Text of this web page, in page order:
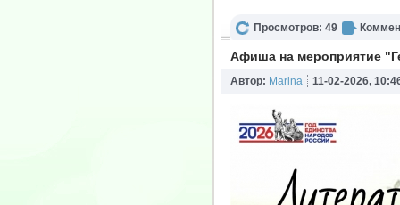
Просмотров: 49
Афиша на мероприятие
Автор: Marina 11-02-2026,